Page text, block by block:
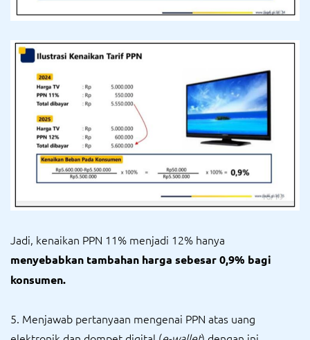
Jadi, kenaikan PPN 11% menjadi 12% hanya
menyebabkan tambahan harga sebesar 0,9% bagi
konsumen.
5. Menjawab pertanyaan mengenai PPN atas uang